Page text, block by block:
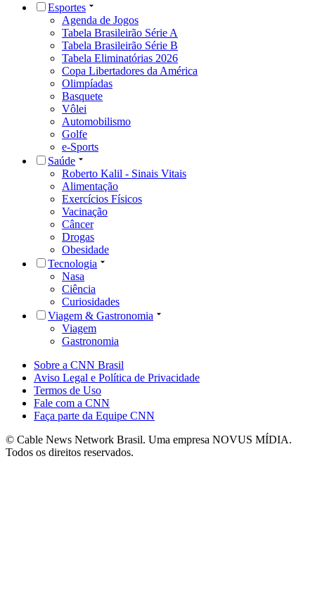
Esportes
Agenda de Jogos
Tabela Brasileirão Série A
Tabela Brasileirão Série B
Tabela Eliminatórias 2026
Copa Libertadores da América
Olimpíadas
Basquete
Vôlei
Automobilismo
Golfe
e-Sports
Saúde
Roberto Kalil - Sinais Vitais
Alimentação
Exercícios Físicos
Vacinação
Câncer
Drogas
Obesidade
Tecnologia
Nasa
Ciência
Curiosidades
Viagem & Gastronomia
Viagem
Gastronomia
Sobre a CNN Brasil
Aviso Legal e Política de Privacidade
Termos de Uso
Fale com a CNN
Faça parte da Equipe CNN
© Cable News Network Brasil. Uma empresa NOVUS MÍDIA.
Todos os direitos reservados.